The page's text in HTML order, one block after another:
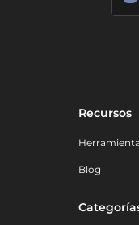
Recursos
Blog